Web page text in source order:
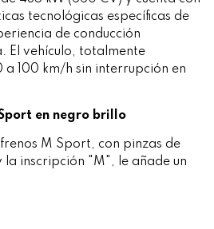
tecnológicas específicas de
de conducción
El vehículo, totalmente
100 km/h sin interrupción en
en negro brillo
M Sport, con pinzas de
inscripción "M", le añade un